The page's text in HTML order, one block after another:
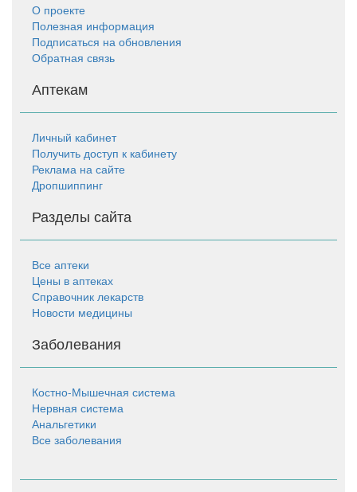
О проекте
Полезная информация
Подписаться на обновления
Обратная связь
Аптекам
Личный кабинет
Получить доступ к кабинету
Реклама на сайте
Дропшиппинг
Разделы сайта
Все аптеки
Цены в аптеках
Справочник лекарств
Новости медицины
Заболевания
Костно-Мышечная система
Нервная система
Анальгетики
Все заболевания